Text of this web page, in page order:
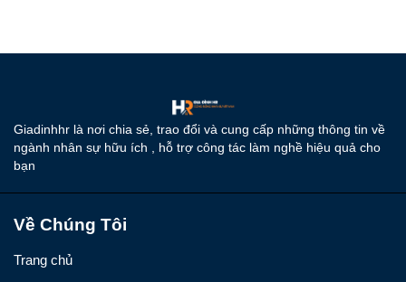
Giadinhhr là nơi chia sẻ, trao đổi và cung cấp những thông tin về
ngành nhân sự hữu ích , hỗ trợ công tác làm nghề hiệu quả cho
bạn
Về Chúng Tôi
Trang chủ